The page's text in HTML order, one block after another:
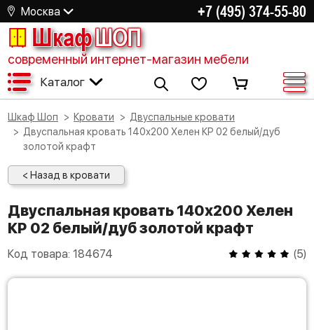
Москва +7 (495) 374-55-80
ШкафШОП
современный интернет-магазин мебели
Каталог
Шкаф Шоп Кровати
Двуспальные кровати
Двуспальная кровать 140х200 Хелен КР 02 белый/дуб
золотой крафт
< Назад в кровати
Двуспальная кровать 140х200 Хелен
КР 02 белый/дуб золотой крафт
Код товара: 184674 (5)